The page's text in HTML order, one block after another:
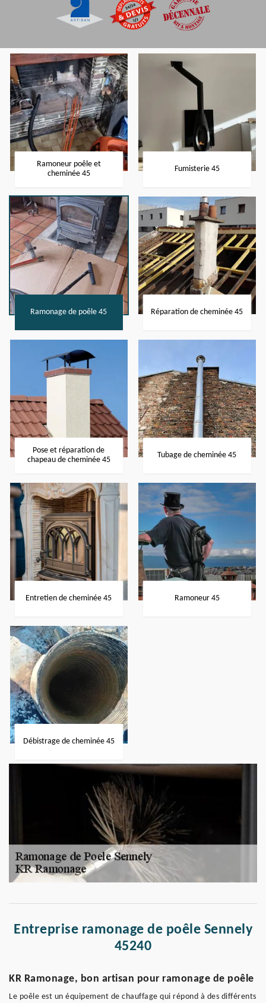
Ramoneur poêle et
cheminée 45
Fumisterie 45
Ramonage de poêle 45 Réparation de cheminée 45
Pose et réparation de
chapeau de cheminée 45
Tubage de cheminée 45
Entretien de cheminée 45 Ramoneur 45
Débistrage de cheminée 45
Entreprise ramonage de poêle Sennely
45240
KR Ramonage, bon artisan pour ramonage de poêle
Le poêle est un équipement de chauffage qui répond à des différents